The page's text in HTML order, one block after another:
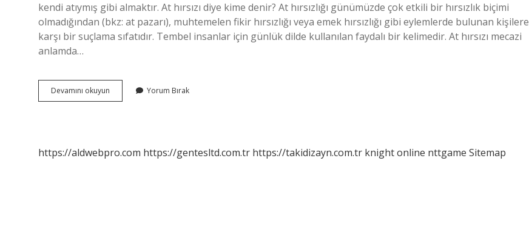
kendi atıymış gibi almaktır. At hırsızı diye kime denir? At hırsızlığı günümüzde çok etkili bir hırsızlık biçimi
olmadığından (bkz: at pazarı), muhtemelen fikir hırsızlığı veya emek hırsızlığı gibi eylemlerde bulunan kişilere
karşı bir suçlama sıfatıdır. Tembel insanlar için günlük dilde kullanılan faydalı bir kelimedir. At hırsızı mecazi
anlamda…
Devamını okuyun Erzurumlular
Neden
Yorum Bırak
https://aldwebpro.com https://gentesltd.com.tr https://takidizayn.com.tr knight online nttgame Sitemap